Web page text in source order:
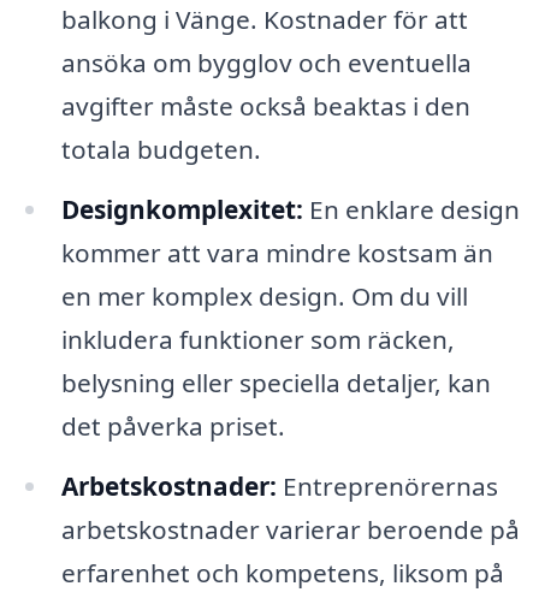
balkong i Vänge. Kostnader för att
ansöka om bygglov och eventuella
avgifter måste också beaktas i den
totala budgeten.
Designkomplexitet: En enklare design
kommer att vara mindre kostsam än
en mer komplex design. Om du vill
inkludera funktioner som räcken,
belysning eller speciella detaljer, kan
det påverka priset.
Arbetskostnader: Entreprenörernas
arbetskostnader varierar beroende på
erfarenhet och kompetens, liksom på